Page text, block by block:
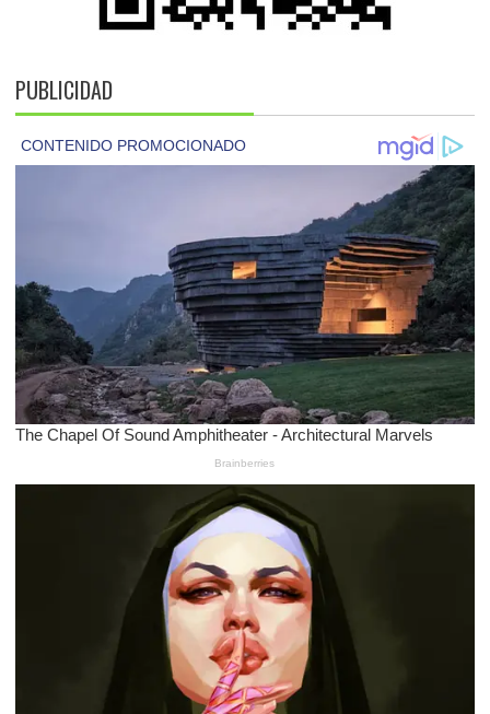
PUBLICIDAD